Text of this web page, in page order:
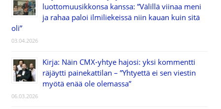
luottomuusikkonsa kanssa: ”Välillä viinaa meni
ja rahaa paloi ilmiliekeissä niin kauan kuin sitä
oli”
03.04.2026
Kirja: Näin CMX-yhtye hajosi: yksi kommentti
räjäytti painekattilan – ”Yhtyettä ei sen viestin
myötä enää ole olemassa”
06.03.2026